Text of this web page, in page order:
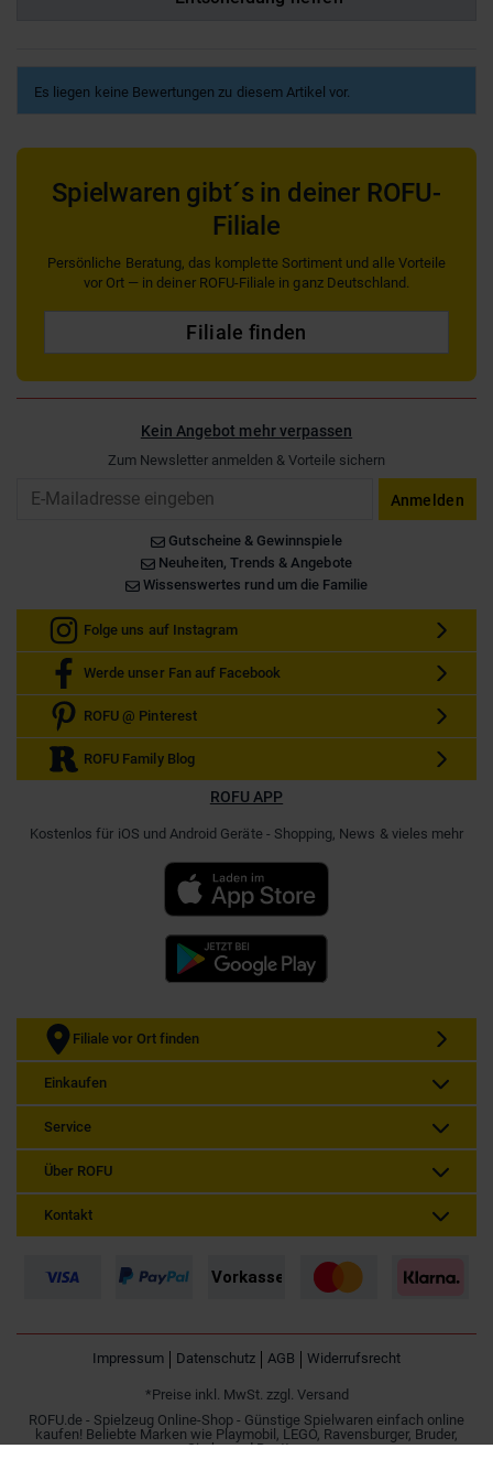
Es liegen keine Bewertungen zu diesem Artikel vor.
Spielwaren gibt´s in deiner ROFU-
Filiale
Persönliche Beratung, das komplette Sortiment und alle Vorteile
vor Ort — in deiner ROFU-Filiale in ganz Deutschland.
Filiale finden
Kein Angebot mehr verpassen
Zum Newsletter anmelden & Vorteile sichern
Anmelden
Gutscheine & Gewinnspiele
Neuheiten, Trends & Angebote
Wissenswertes rund um die Familie
Folge uns auf Instagram
Werde unser Fan auf Facebook
ROFU @ Pinterest
ROFU Family Blog
ROFU APP
Kostenlos für iOS und Android Geräte - Shopping, News & vieles mehr
Filiale vor Ort finden
Einkaufen
Service
Über ROFU
Kontakt
Impressum Datenschutz AGB Widerrufsrecht
*Preise inkl. MwSt. zzgl. Versand
ROFU.de - Spielzeug Online-Shop - Günstige Spielwaren einfach online
kaufen! Beliebte Marken wie Playmobil, LEGO, Ravensburger, Bruder,
Simba und Besttoy.